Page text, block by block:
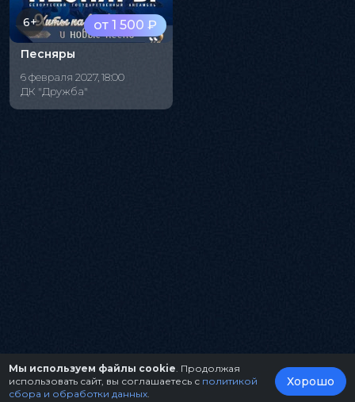
от 1 500 ₽
6+
Песняры
6 февраля 2027, 18:00
ДК "Дружба"
Мы используем файлы cookie . Продолжая
использовать сайт, вы соглашаетесь с политикой
сбора и обработки данных
Хорошо